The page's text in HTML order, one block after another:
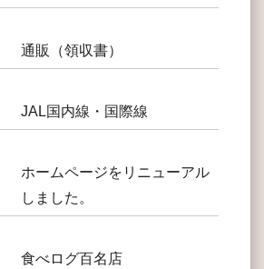
通販（領収書）
JAL国内線・国際線
ホームページをリニューアル
しました。
食べログ百名店